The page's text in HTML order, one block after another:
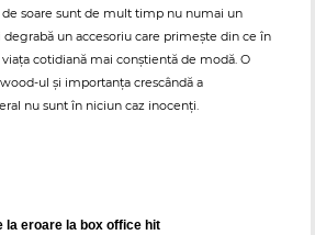
de soare sunt de mult timp nu numai un
un accesoriu care primește din ce în
cotidiană mai conștientă de modă. O
ul și importanța crescândă a
nu sunt în niciun caz inocenți.
la eroare la box office hit